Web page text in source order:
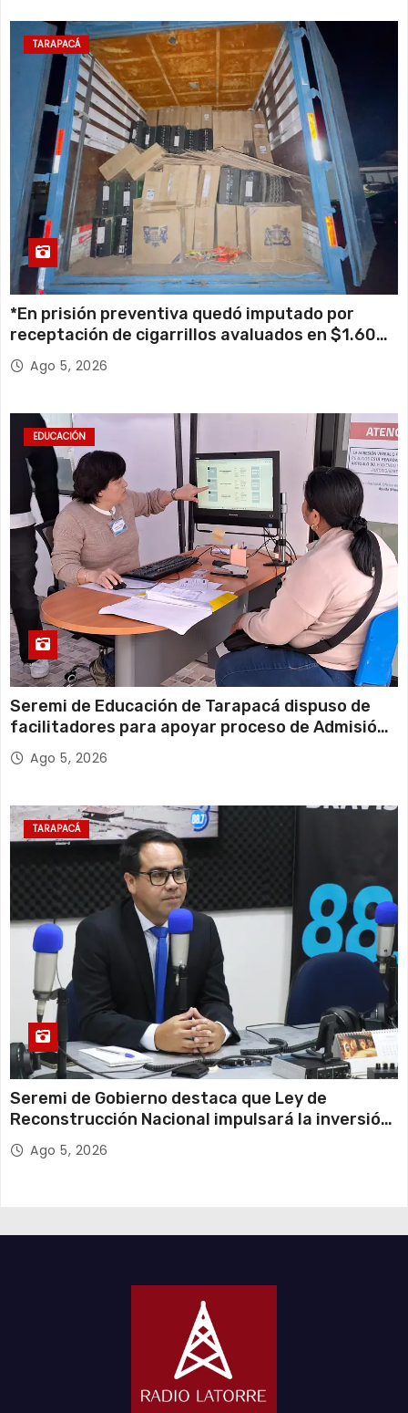
TARAPACÁ
*En prisión preventiva quedó imputado por
receptación de cigarrillos avaluados en $1.600
millones*
Ago 5, 2026
EDUCACIÓN
Seremi de Educación de Tarapacá dispuso de
facilitadores para apoyar proceso de Admisión
Escolar 2027
Ago 5, 2026
TARAPACÁ
Seremi de Gobierno destaca que Ley de
Reconstrucción Nacional impulsará la inversión
y el empleo en Tarapacá
Ago 5, 2026